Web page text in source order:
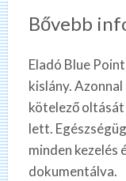
Bővebb
Eladó Blue
kislány.
kötelező
lett.
minden kezelés
dokumentálva.